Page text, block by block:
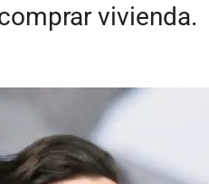
vivienda.